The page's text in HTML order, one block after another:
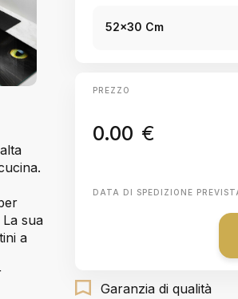
sua
a
52x30 Cm
PREZZO
0.00 €
DATA DI SPEDIZIONE
Garanzia di qualità